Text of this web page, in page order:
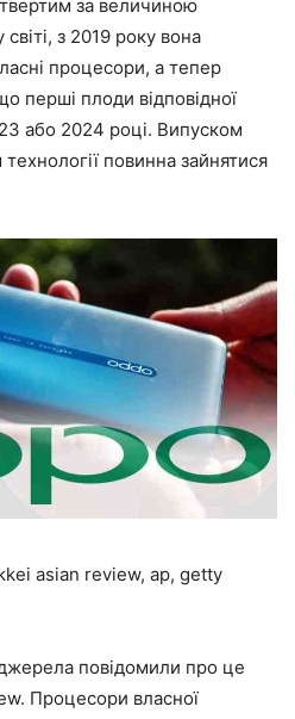
за величиною
з 2019 року вона
процесори, а тепер
перші плоди відповідної
або 2024 році. Випуском
повинна зайнятися
asian review, ap, getty
повідомили про це
Процесори власної